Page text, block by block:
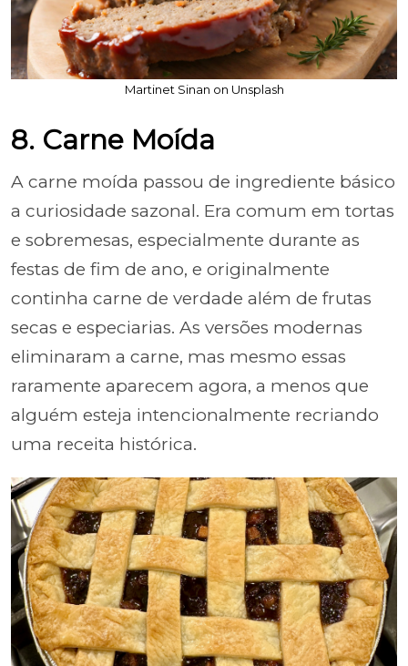
Martinet Sinan on Unsplash
8. Carne Moída
A carne moída passou de ingrediente básico
a curiosidade sazonal. Era comum em tortas
e sobremesas, especialmente durante as
festas de fim de ano, e originalmente
continha carne de verdade além de frutas
secas e especiarias. As versões modernas
eliminaram a carne, mas mesmo essas
raramente aparecem agora, a menos que
alguém esteja intencionalmente recriando
uma receita histórica.